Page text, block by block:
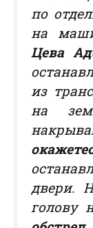
по
на
Цева
из
на
двери.
голову